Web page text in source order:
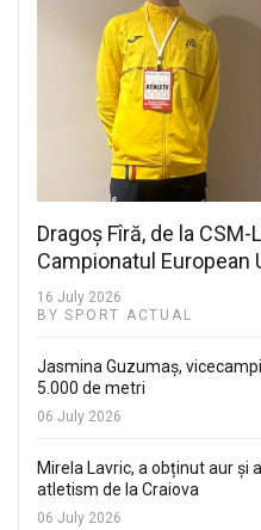
Dragoș Fîră, de la
Campionatul European
16 July 2026
BY SPORT ACTUAL
Jasmina Guzumaș,
5.000 de metri
06 July 2026
Mirela Lavric, a obținut aur și
atletism de la Craiova
06 July 2026